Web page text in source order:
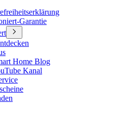
Garantie
Home Blog
Kanal